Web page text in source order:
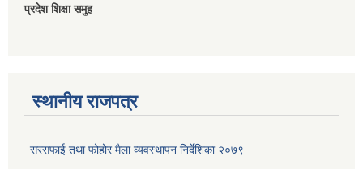
प्रदेश शिक्षा समुह
स्थानीय राजपत्र
सरसफाई तथा फोहोर मैला व्यवस्थापन निर्देशिका २०७९